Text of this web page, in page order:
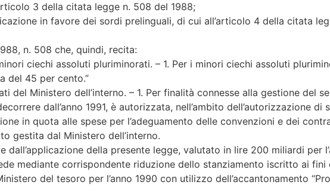
3 della citata legge n. 508 del 1988;
in favore dei sordi prelinguali, di cui all’articolo 4 della citata
n. 508 che, quindi, recita:
ciechi assoluti pluriminorati. – 1. Per i minori ciechi assoluti
del 45 per cento.”
del Ministero dell’interno. – 1. Per finalità connesse alla gestione del
dall’anno 1991, è autorizzata, nell’ambito dell’autorizzazione di
in quota alle spese per l’adeguamento delle convenzioni e dei
gestita dal Ministero dell’interno.
dall’applicazione della presente legge, valutato in lire 200 miliardi per
mediante corrispondente riduzione dello stanziamento iscritto ai
del tesoro per l’anno 1990 con utilizzo dell’accantonamento